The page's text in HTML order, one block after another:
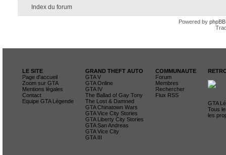
Index du forum
Powered by phpBB
LE SITE
Page d'accueil
Zoom sur GTA
Mentions légales
Contact
Equipe GTA Légende
GRAND THEFT AUTO
GTA V
GTA Online
GTA IV
The Ballad of Gay Tony
The Lost & Damned
GTA Chinatown Wars
GTA Vice City Stories
GTA Liberty City Stories
GTA San Andreas
GTA Vice City
GTA III
COMMUNAUTE
Forum
Membres
Rechercher
Flux RSS
GTA
Tous
les